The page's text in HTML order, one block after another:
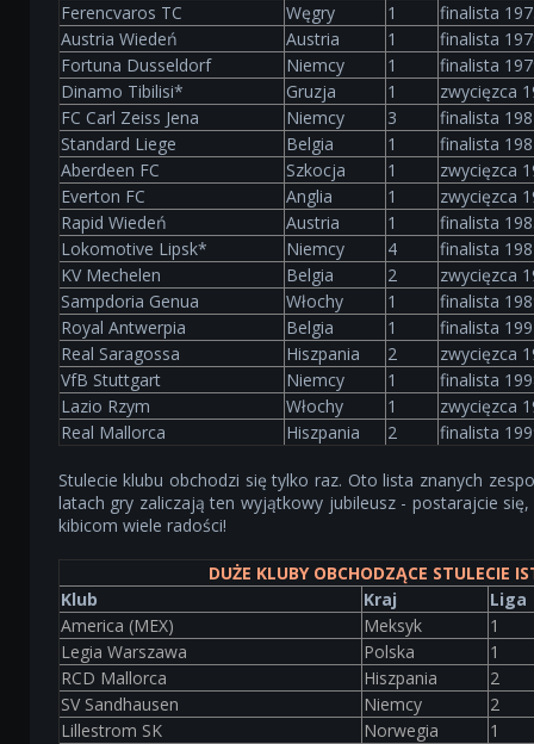
Ferencvaros TC
Węgry 1
finalista
Austria Wiedeń
Austria 1
finalista
Fortuna Dusseldorf
Niemcy 1
finalista
Dinamo Tibilisi*
Gruzja 1
zwycięzca
FC Carl Zeiss Jena
Niemcy 3
finalista
Standard Liege
Belgia 1
finalista
Aberdeen FC
Szkocja 1
zwycięzca
Everton FC
Anglia 1
zwycięzca
Rapid Wiedeń
Austria 1
finalista
Lokomotive Lipsk*
Niemcy 4
finalista
KV Mechelen
Belgia 2
zwycięzca
Sampdoria Genua
Włochy 1
finalista
Royal Antwerpia
Belgia 1
finalista
Real Saragossa
Hiszpania 2
zwycięzca
VfB Stuttgart
Niemcy 1
finalista
Lazio Rzym
Włochy 1
zwycięzca
Real Mallorca
Hiszpania 2 finalista
Stulecie klubu obchodzi się tylko raz. Oto lista znanych
latach gry zaliczają ten wyjątkowy jubileusz - postarajcie
kibicom wiele radości!
DUŻE KLUBY OBCHODZĄCE STULECIE
Klub
Kraj
Liga
America (MEX)
Meksyk
1
Legia Warszawa
Polska
1
RCD Mallorca
Hiszpania
2
SV Sandhausen
Niemcy
2
Lillestrom SK
Norwegia
1